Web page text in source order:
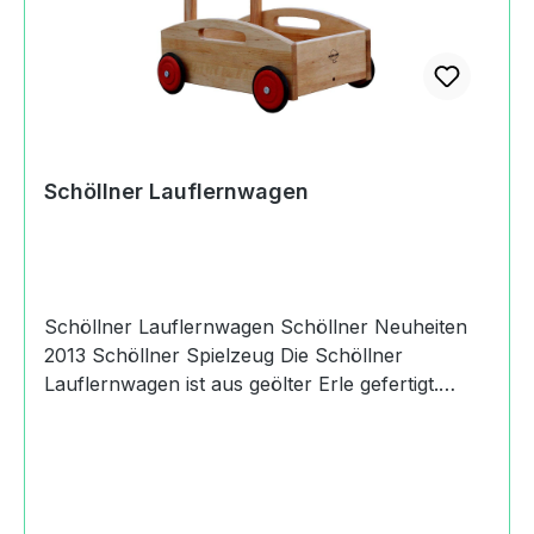
Schöllner Lauflernwagen
Schöllner Lauflernwagen Schöllner Neuheiten
2013 Schöllner Spielzeug Die Schöllner
Lauflernwagen ist aus geölter Erle gefertigt.